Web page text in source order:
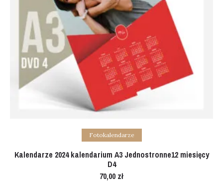
Add to cart
Fotokalendarze
Kalendarze 2024 kalendarium A3 Jednostronne12 miesięcy
D4
70,00 zł